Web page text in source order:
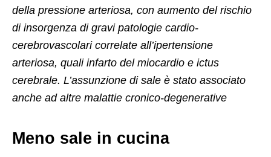
della pressione arteriosa, con aumento del rischio
di insorgenza di gravi patologie cardio-
cerebrovascolari correlate all’ipertensione
arteriosa, quali infarto del miocardio e ictus
cerebrale. L’assunzione di sale è stato associato
anche ad altre malattie cronico-degenerative
Meno sale in cucina